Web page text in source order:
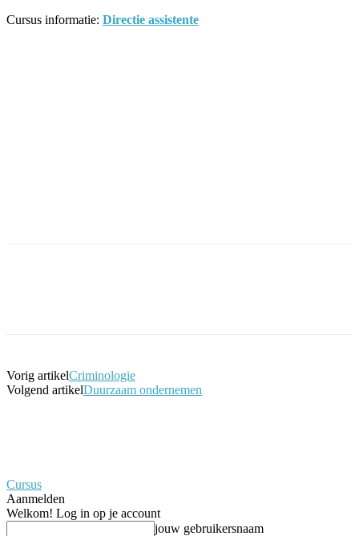
Cursus informatie: Directie assistente
Vorig artikelCriminologie
Volgend artikelDuurzaam ondernemen
Cursus
Aanmelden
Welkom! Log in op je account
jouw gebruikersnaam